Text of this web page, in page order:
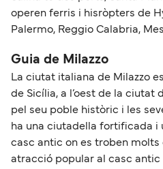
operen ferris i hisròpters de
Palermo, Reggio Calabria,
Guia de Milazzo
La ciutat italiana de Milazzo
de Sicília, a l’oest de la ciutat
pel seu poble històric i les
ha una ciutadella fortificada i
casc antic on es troben molts
atracció popular al casc antic